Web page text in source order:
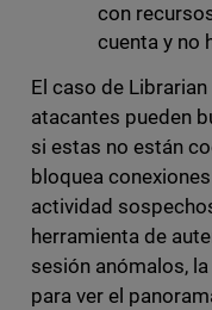
con
cuenta y no
El caso de
atacantes pueden
si estas no están
bloquea
actividad
herramienta de
sesión anómalos,
para ver el